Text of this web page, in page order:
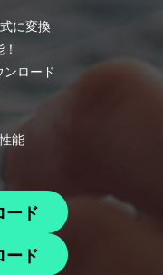
に変換
ロード
能
ード
ード